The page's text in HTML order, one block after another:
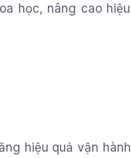
học, nâng cao hiệu
hiệu quả vận hành